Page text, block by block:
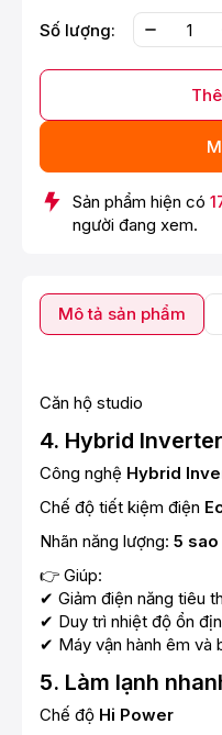
Số lượng:
Sản phẩm hiện có
người đang xem.
Mô tả sản phẩm
Căn hộ studio
4. Hybrid
Công nghệ Hybrid
Chế độ tiết kiệm điện
Nhãn năng lượng: 5 sao
👉 Giúp:
✔ Giảm điện năng tiêu
✔ Duy trì nhiệt độ ổn
✔ Máy vận hành êm và
5. Làm lạnh
Chế độ Hi Power